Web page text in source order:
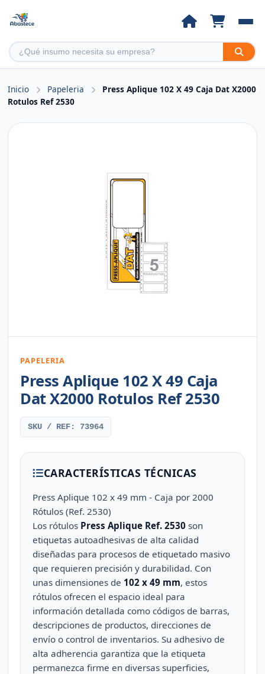
Inicio Papeleria
Press Aplique 102 X 49 Caja Dat X2000
Rotulos Ref 2530
PAPELERIA
Press Aplique 102 X 49 Caja
Dat X2000 Rotulos Ref 2530
SKU / REF: 73964
CARACTERÍSTICAS TÉCNICAS
Press Aplique 102 x 49 mm - Caja por 2000
Rótulos (Ref. 2530)
Los rótulos Press Aplique Ref. 2530 son
etiquetas autoadhesivas de alta calidad
diseñadas para procesos de etiquetado masivo
que requieren precisión y durabilidad. Con
unas dimensiones de 102 x 49 mm, estos
rótulos ofrecen el espacio ideal para
información detallada como códigos de barras,
descripciones de productos, direcciones de
envío o control de inventarios. Su adhesivo de
alta adherencia garantiza que la etiqueta
permanezca firme en diversas superficies,